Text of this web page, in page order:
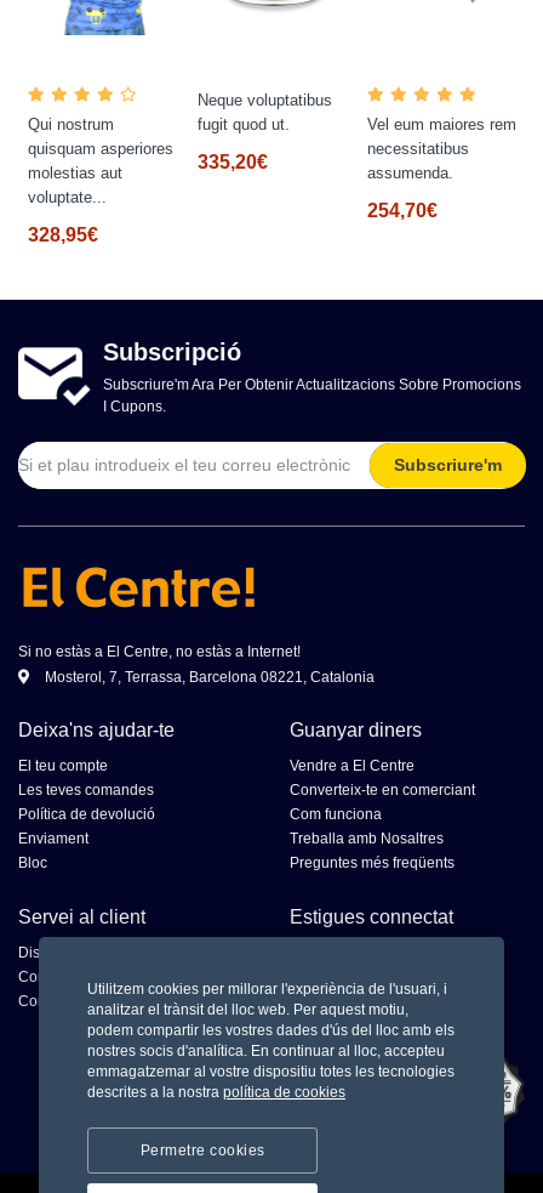
Qui nostrum
quisquam asperiores
molestias aut
voluptate...
328,95€
Neque voluptatibus
fugit quod ut.
335,20€
Vel eum maiores rem
necessitatibus
assumenda.
254,70€
Subscripció
Subscriure'm Ara Per Obtenir Actualitzacions Sobre Promocions
I Cupons.
Subscriure'm
Si no estàs a El Centre, no estàs a Internet!
Mosterol, 7, Terrassa, Barcelona 08221, Catalonia
Deixa'ns ajudar-te
El teu compte
Les teves comandes
Política de devolució
Enviament
Bloc
Guanyar diners
Vendre a El Centre
Converteix-te en comerciant
Com funciona
Treballa amb Nosaltres
Preguntes més freqüents
Servei al client
Disputes
Contacta al venedor
Contacta'ns
Estigues connectat
Utilitzem cookies per millorar l'experiència de l'usuari, i
analitzar el trànsit del lloc web. Per aquest motiu,
podem compartir les vostres dades d'ús del lloc amb els
nostres socis d'analítica. En continuar al lloc, accepteu
emmagatzemar al vostre dispositiu totes les tecnologies
descrites a la nostra política de cookies
Permetre cookies